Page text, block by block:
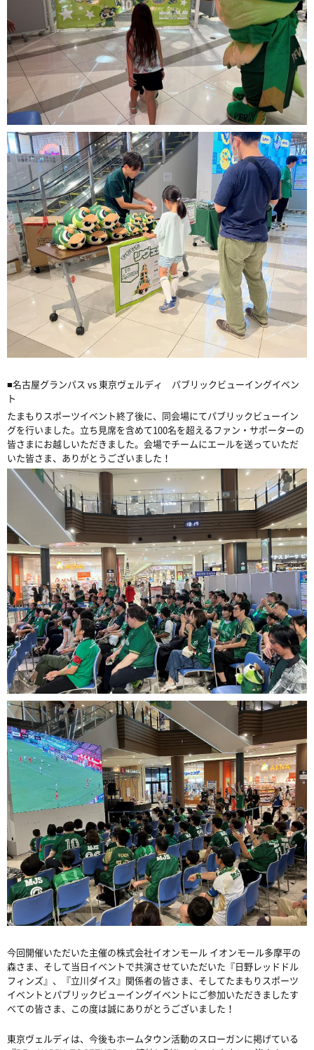
■名古屋グランパス vs 東京ヴェルディ パブリックビューイングイベン
ト
たまもりスポーツイベント終了後に、同会場にてパブリックビューイン
グを行いました。立ち見席を含めて100名を超えるファン・サポーターの
皆さまにお越しいただきました。会場でチームにエールを送っていただ
いた皆さま、ありがとうございました！
今回開催いただいた主催の株式会社イオンモール イオンモール多摩平の
森さま、そして当日イベントで共演させていただいた『日野レッドドル
フィンズ』、『立川ダイス』関係者の皆さま、そしてたまもりスポーツ
イベントとパブリックビューイングイベントにご参加いただきましたす
べての皆さま、この度は誠にありがとうございました！
東京ヴェルディは、今後もホームタウン活動のスローガンに掲げている